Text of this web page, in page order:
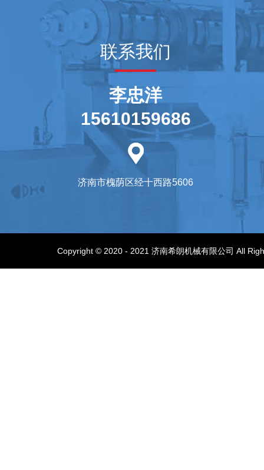
联系我们
李忠洋
15610159686
济南市槐荫区经十西路5606
Copyright © 2020 - 2021 济南希朗机械有限公司 All